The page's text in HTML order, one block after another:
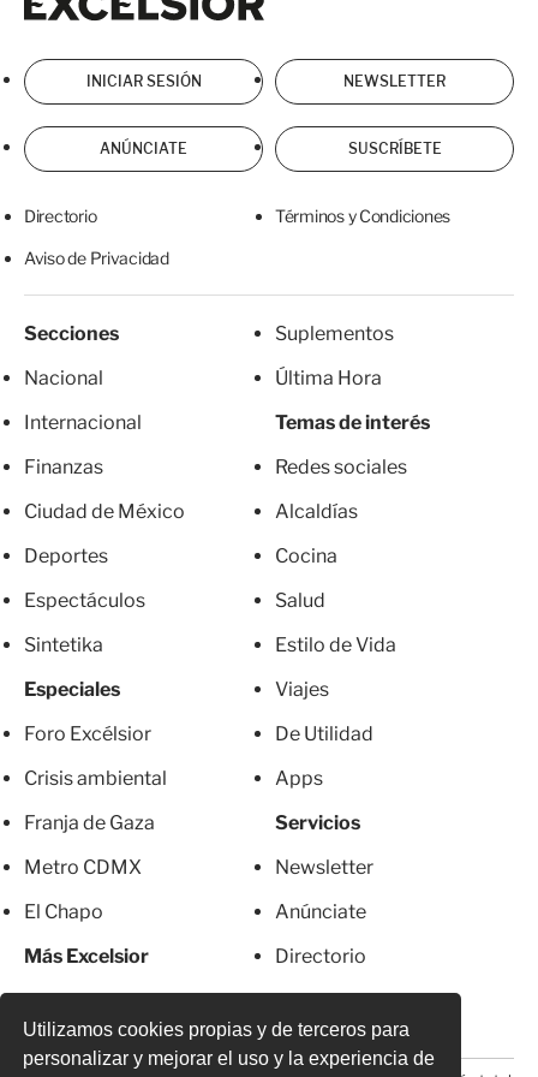
Utilizamos cookies propias y de terceros para
personalizar y mejorar el uso y la experiencia de
INICIAR SESIÓN NEWSLETTER
ANÚNCIATE SUSCRÍBETE
Directorio Términos y Condiciones
Aviso de Privacidad
Secciones
Nacional
Internacional
Finanzas
Ciudad de México
Deportes
Espectáculos
Sintetika
Especiales
Foro Excélsior
Crisis ambiental
Franja de Gaza
Metro CDMX
El Chapo
Más Excelsior
Suplementos
Última Hora
Temas de interés
Redes sociales
Alcaldías
Cocina
Salud
Estilo de Vida
Viajes
De Utilidad
Apps
Servicios
Newsletter
Anúnciate
Directorio